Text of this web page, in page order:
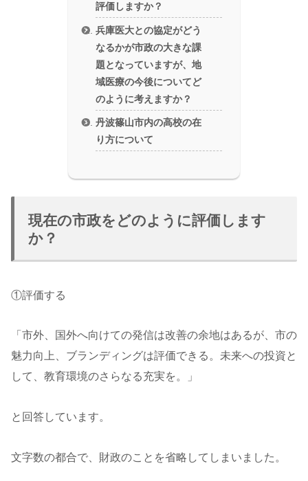
評価しますか？
兵庫医大との協定がどう
なるかが市政の大きな課
題となっていますが、地
域医療の今後についてど
のように考えますか？
丹波篠山市内の高校の在
り方について
現在の市政をどのように評価します
か？
①評価する
「市外、国外へ向けての発信は改善の余地はあるが、市の
魅力向上、ブランディングは評価できる。未来への投資と
して、教育環境のさらなる充実を。」
と回答しています。
文字数の都合で、財政のことを省略してしまいました。